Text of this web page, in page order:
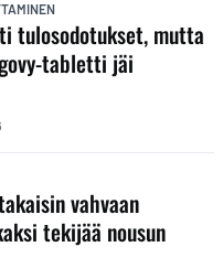
tulosodotukset, mutta
tabletti jäi
vahvaan
tekijää nousun